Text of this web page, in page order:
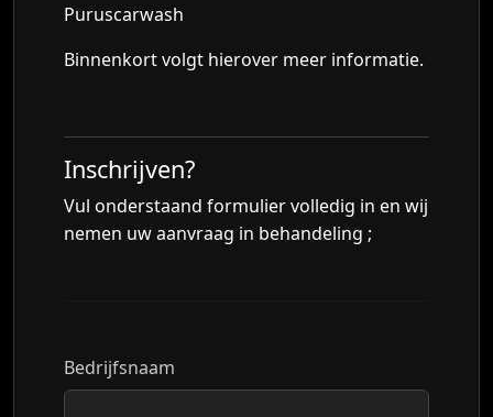
Puruscarwash
Binnenkort volgt hierover meer informatie.
Inschrijven?
Vul onderstaand formulier volledig in en wij
nemen uw aanvraag in behandeling ;
Bedrijfsnaam